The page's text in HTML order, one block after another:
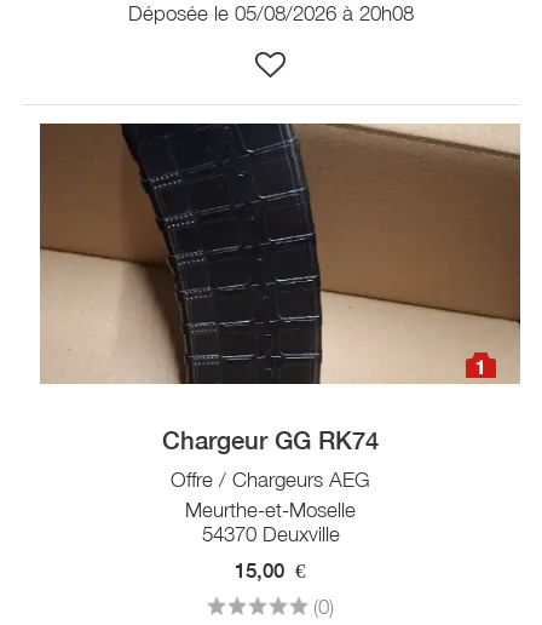
Déposée le 05/08/2026 à 20h08
1
Chargeur GG RK74
Offre / Chargeurs AEG
Meurthe-et-Moselle
54370 Deuxville
15,00 €
(0)